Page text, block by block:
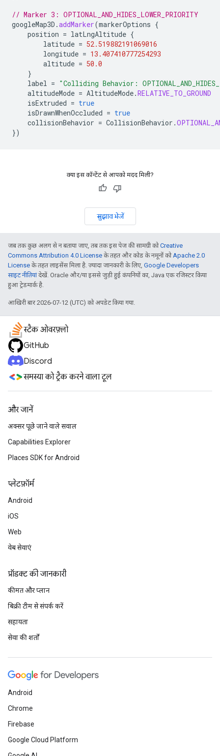
// Marker 3: OPTIONAL_AND_HIDES_LOWER_PRIORITY
googleMap3D .addMarker(markerOptions {
position = latLngAltitude {
latitude = 52.519882191069016
longitude = 13.407410777254293
altitude = 50.0
}
label = "Colliding Behavior:
altitudeMode = AltitudeMode.RELATIVE_TO_GROUND
isExtruded = true
isDrawnWhenOccluded = true
collisionBehavior = CollisionBehavior .
})
क्या इस कॉन्टेंट से आपको मदद मिली?
सुझाव भेजें
जब तक कुछ अलग से न बताया जाए, तब तक इस पेज की सामग्री कोCreative
Commons Attribution 4.0 License के तहत और कोड के नमूनों कोApache 2.0
License के तहत लाइसेंस मिला है. ज़्यादा जानकारी के लिए, Google Developers
साइट नीतियांदेखें. Oracle और/या इससे जुड़ी हुई कंपनियों का, Java एक रजिस्टर किया
हुआ ट्रेडमार्क है.
आखिरी बार 2026-07-12 (UTC) को अपडेट किया गया.
स्टैक ओवरफ़्लो
GitHub
Discord
समस्या को ट्रैक करने वाला टूल
और जानें
अक्सर पूछे जाने वाले सवाल
Capabilities Explorer
Places SDK for Android
प्‍लेटफ़ॉर्म
Android
iOS
Web
वेब सेवाएं
प्रॉडक्ट की जानकारी
कीमत और प्लान
बिक्री टीम से संपर्क करें
सहायता
सेवा की शर्तों
Android
Chrome
Firebase
Google Cloud Platform